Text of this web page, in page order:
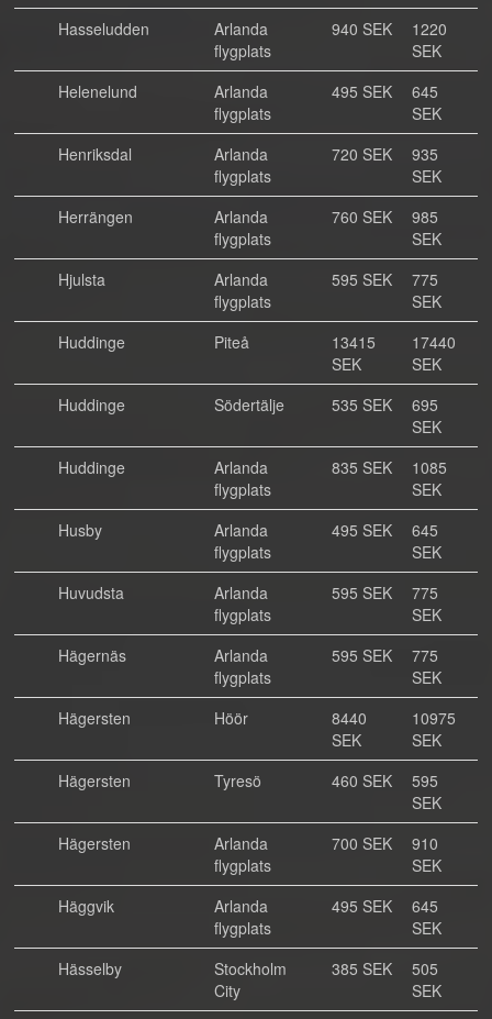
Hasseludden
Arlanda
flygplats
940 SEK
1220
SEK
Helenelund
Arlanda
flygplats
495 SEK
645
SEK
Henriksdal
Arlanda
flygplats
720 SEK
935
SEK
Herrängen
Arlanda
flygplats
760 SEK
985
SEK
Hjulsta
Arlanda
flygplats
595 SEK
775
SEK
Huddinge
Piteå
13415
SEK
17440
SEK
Huddinge
Södertälje 535 SEK
695
SEK
Huddinge
Arlanda
flygplats
835 SEK
1085
SEK
Husby
Arlanda
flygplats
495 SEK
645
SEK
Huvudsta
Arlanda
flygplats
595 SEK
775
SEK
Hägernäs
Arlanda
flygplats
595 SEK
775
SEK
Hägersten
Höör
8440
SEK
10975
SEK
Hägersten
Tyresö 460 SEK
595
SEK
Hägersten
Arlanda
flygplats
700 SEK
910
SEK
Häggvik
Arlanda
flygplats
495 SEK
645
SEK
Hässelby
Stockholm
City
385 SEK
505
SEK